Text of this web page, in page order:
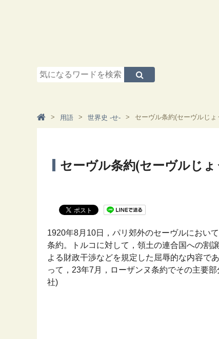
用語 世界史 -せ- セーヴル条約(セーヴルじょ
セーヴル条約(セーヴルじ
1920年8月10日，パリ郊外のセーヴルにおい
条約。トルコに対して，領土の連合国への割
よる財政干渉などを規定した屈辱的な内容で
って，23年7月，ローザンヌ条約でその主要
社)